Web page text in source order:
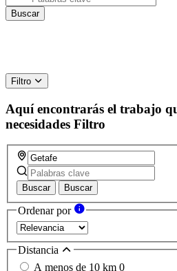
Filtro
Aquí encontrarás el trabajo
necesidades Filtro
Buscar Buscar
Ordenar por
Distancia
A menos de 10 km 0